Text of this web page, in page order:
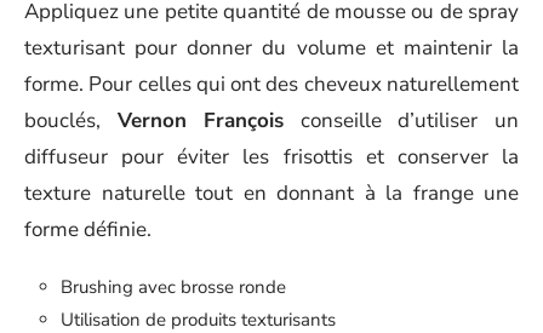
Appliquez une petite quantité de mousse ou de spray
texturisant pour donner du volume et maintenir la
forme. Pour celles qui ont des cheveux naturellement
bouclés, Vernon François conseille d’utiliser un
diffuseur pour éviter les frisottis et conserver la
texture naturelle tout en donnant à la frange une
forme définie.
Brushing avec brosse ronde
Utilisation de produits texturisants